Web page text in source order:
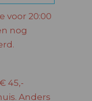
voor 20:00
nog
45,-
Anders